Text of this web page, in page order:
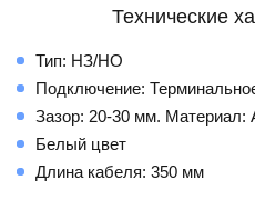
Технические
Тип: НЗ/НО
Подключение:
Зазор: 20-30 мм. Материал:
Белый цвет
Длина кабеля: 350 мм